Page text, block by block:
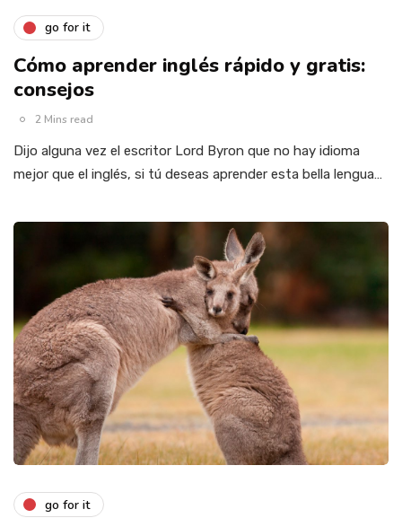
go for it
Cómo aprender inglés rápido y gratis:
consejos
2 Mins read
Dijo alguna vez el escritor Lord Byron que no hay idioma
mejor que el inglés, si tú deseas aprender esta bella lengua…
go for it